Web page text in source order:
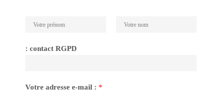
r
m
: contact RGPD
Votre adresse e-mail : *